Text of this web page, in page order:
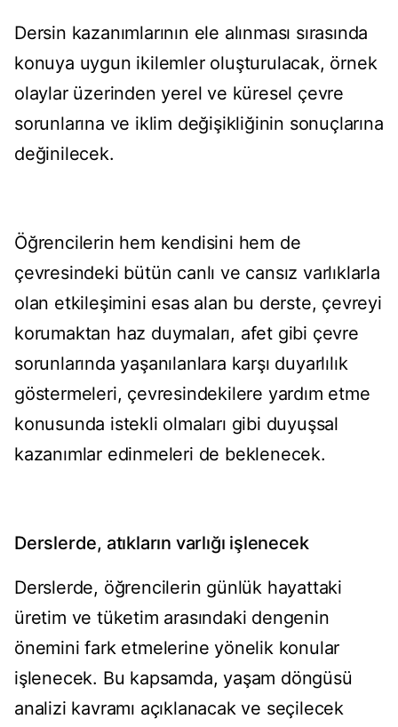
Dersin kazanımlarının ele alınması sırasında
konuya uygun ikilemler oluşturulacak, örnek
olaylar üzerinden yerel ve küresel çevre
sorunlarına ve iklim değişikliğinin sonuçlarına
değinilecek.
Öğrencilerin hem kendisini hem de
çevresindeki bütün canlı ve cansız varlıklarla
olan etkileşimini esas alan bu derste, çevreyi
korumaktan haz duymaları, afet gibi çevre
sorunlarında yaşanılanlara karşı duyarlılık
göstermeleri, çevresindekilere yardım etme
konusunda istekli olmaları gibi duyuşsal
kazanımlar edinmeleri de beklenecek.
Derslerde, atıkların varlığı işlenecek
Derslerde, öğrencilerin günlük hayattaki
üretim ve tüketim arasındaki dengenin
önemini fark etmelerine yönelik konular
işlenecek. Bu kapsamda, yaşam döngüsü
analizi kavramı açıklanacak ve seçilecek